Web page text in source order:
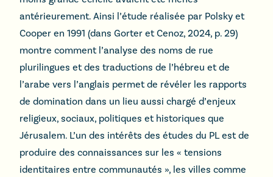
antérieurement. Ainsi l’étude réalisée par Polsky et
Cooper en 1991 (dans Gorter et Cenoz, 2024, p. 29)
montre comment l’analyse des noms de rue
plurilingues et des traductions de l’hébreu et de
l’arabe vers l’anglais permet de révéler les rapports
de domination dans un lieu aussi chargé d’enjeux
religieux, sociaux, politiques et historiques que
Jérusalem. L’un des intérêts des études du PL est de
produire des connaissances sur les « tensions
identitaires entre communautés », les villes comme